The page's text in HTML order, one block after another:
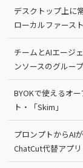
デスクトップ上に
ローカルファース
チームとAIエージ
ンソースのグルー
BYOKで使えるオ
ト・「Skim」
プロンプトからAI
ChatCut代替アプ